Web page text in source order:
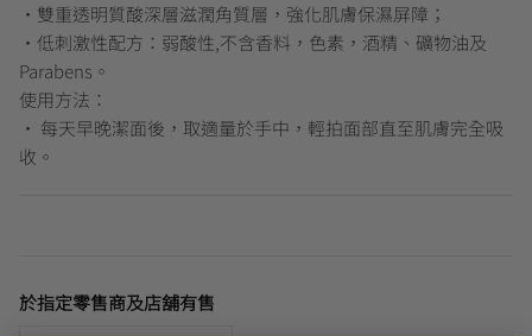
•雙重透明質酸深層滋潤角質層，強化肌膚保濕屏障；
•低刺激性配方：弱酸性,不含香料，色素，酒精、礦物油及
Parabens。
使用方法：
• 每天早晚潔面後，取適量於手中，輕拍面部直至肌膚完全吸
收。
於指定零售商及店舖有售